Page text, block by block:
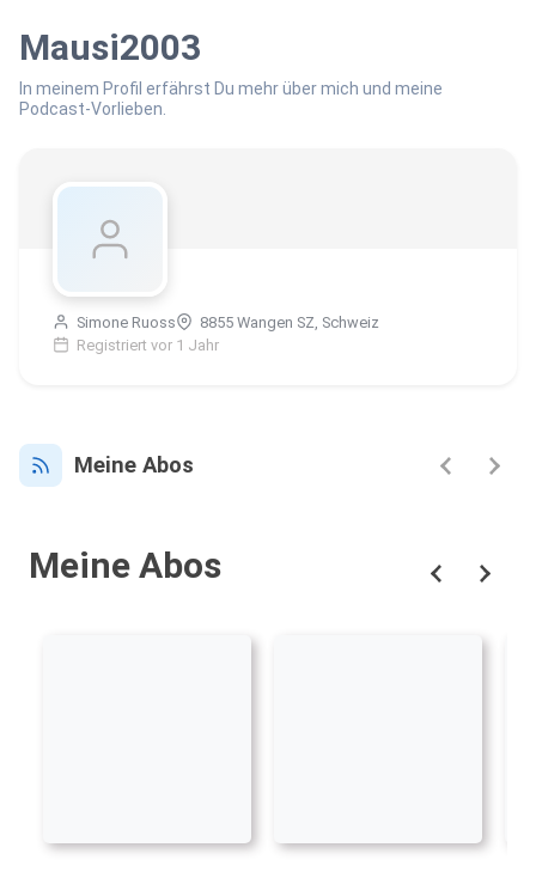
Mausi2003
In meinem Profil erfährst Du mehr über mich und meine
Podcast-Vorlieben.
Simone Ruoss
8855 Wangen SZ, Schweiz
Registriert vor 1 Jahr
Meine Abos
Meine Abos